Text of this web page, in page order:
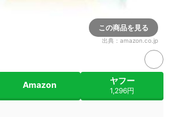
この商品を見る
出典： amazon.co.jp
Amazon ヤフー
1,296円